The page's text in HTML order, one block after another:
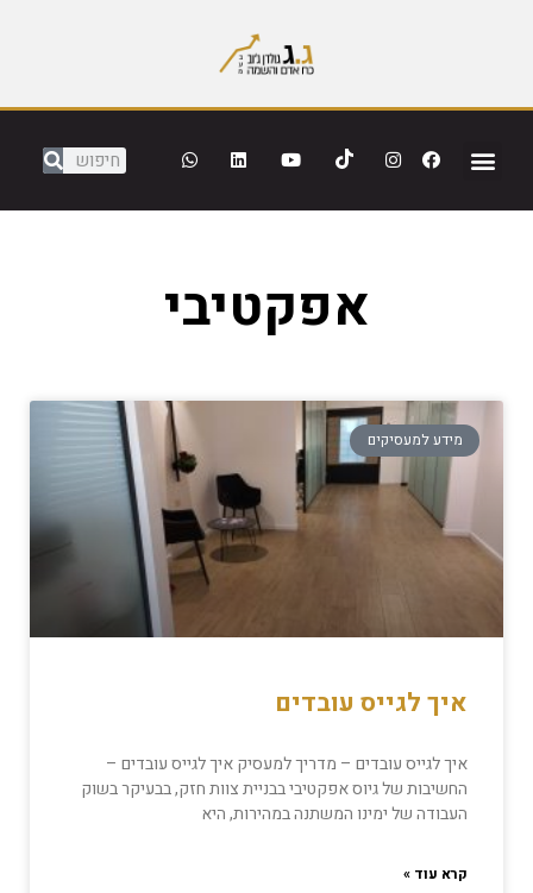
אפקטיבי
מידע למעסיקים
איך לגייס עובדים
איך לגייס עובדים – מדריך למעסיק איך לגייס עובדים –
החשיבות של גיוס אפקטיבי בבניית צוות חזק, בבעיקר בשוק
העבודה של ימינו המשתנה במהירות, היא
קרא עוד »